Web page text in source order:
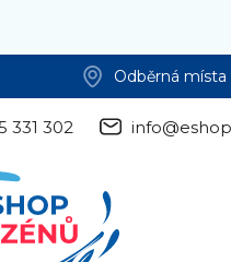
Odběrná místa
331 302